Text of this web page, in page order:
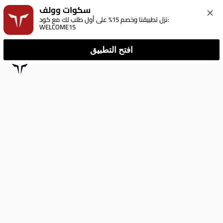
سكوات وولف
نزل تطبيقنا وخصم 15% على أول طلب لك مع كود:
WELCOME15
افتح التطبيق